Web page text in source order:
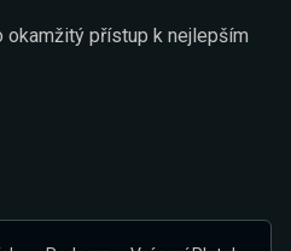
okamžitý přístup k nejlepším